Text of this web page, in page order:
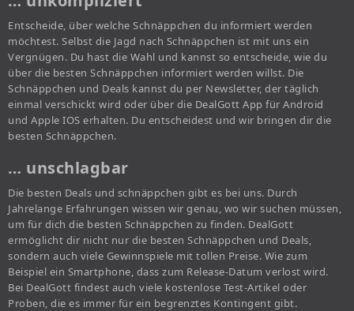
Entscheide, über welche Schnäppchen du informiert werden
möchtest. Selbst die Jagd nach Schnäppchen ist mit uns ein
Vergnügen. Du hast die Wahl und kannst so entscheide, wie du
über die besten Schnäppchen informiert werden willst. Die
Schnäppchen und Deals kannst du per Newsletter, der täglich
einmal verschickt wird oder über die DealGott App für Android
und Apple IOS erhalten. Du entscheidest und wir bringen dir die
besten Schnäppchen.
… unschlagbar
Die besten Deals und schnäppchen gibt es bei uns. Durch
Jahrelange Erfahrungen wissen wir genau, wo wir suchen müssen,
um für dich die besten Schnäppchen zu finden. DealGott
ermöglicht dir nicht nur die besten Schnäppchen und Deals,
sondern auch viele Gewinnspiele mit tollen Preise. Wie zum
Beispiel ein Smartphone, dass zum Release-Datum verlost wird.
Bei DealGott findest auch viele kostenlose Test-Artikel oder
Proben, die es immer für ein begrenztes Kontingent gibt.